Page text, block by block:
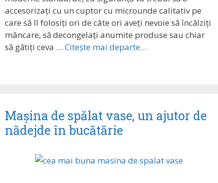
accesorizați cu un cuptor cu microunde calitativ pe
care să îl folosiți ori de câte ori aveți nevoie să încălziți
mâncare, să decongelați anumite produse sau chiar
să gătiți ceva … Citește mai departe…
Mașina de spălat vase, un ajutor de
nădejde în bucătărie